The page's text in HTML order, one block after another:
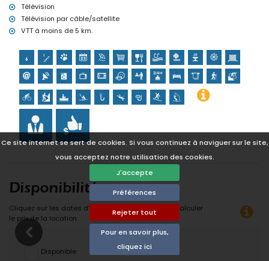
Ce site internet se sert de cookies. Si vous continuez à naviguer sur le site,
vous acceptez notre utilisation des cookies.
J'accepte
Préférences
Rejeter tout
Pour en savoir plus,
cliquez ici
Télévision
Télévision par câble/satellite
VTT à moins de 5 km.
Disponibilité
Cliquez sur les dates d'arrivée et de départ pour calculer
le prix de la location.
Disponible